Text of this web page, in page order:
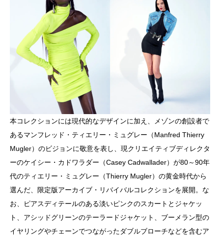
本コレクションには現代的なデザインに加え、メゾンの創設者で
あるマンフレッド・ティエリー・ミュグレー（Manfred Thierry
Mugler）のビジョンに敬意を表し、現クリエイティブディレクタ
ーのケイシー・カドワラダー（Casey Cadwallader）が80～90年
代のティエリー・ミュグレー（Thierry Mugler）の黄金時代から
選んだ、限定版アーカイブ・リバイバルコレクションを展開。な
お、ピアスディテールのある淡いピンクのスカートとジャケッ
ト、アシッドグリーンのテーラードジャケット、ブーメラン型の
イヤリングやチェーンでつながったダブルブローチなどを含むア